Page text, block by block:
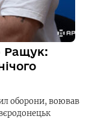
Ращук:
оборони, воював